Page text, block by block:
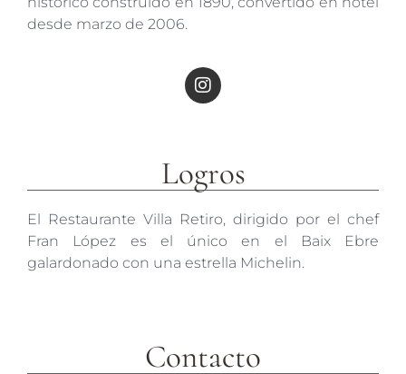
desde marzo de 2006.
Logros
El Restaurante Villa Retiro, dirigido por el chef
Fran López es el único en el Baix Ebre
galardonado con una estrella Michelin.
Contacto